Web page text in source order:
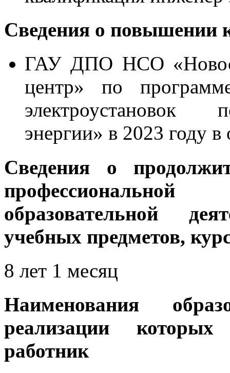
Сведения о повышении
ГАУ ДПО НСО
центр» по
электроустановок
энергии» в 2023 году в
Сведения о
профессиональной
образовательной
учебных предметов,
8 лет 1 месяц
Наименования
реализации которых
работник